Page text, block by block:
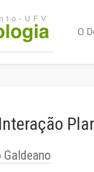
O